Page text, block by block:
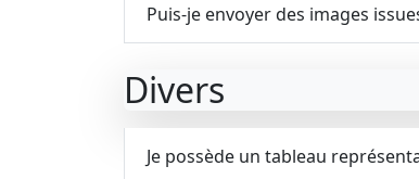
Puis-je envoyer des images
Divers
Je possède un tableau